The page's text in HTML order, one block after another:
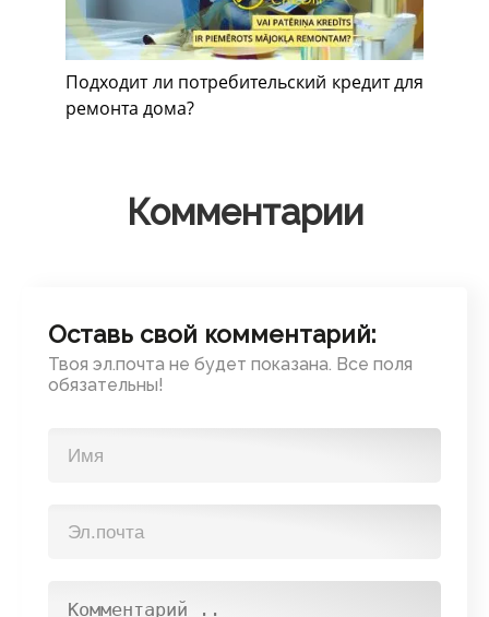
Подходит ли потребительский кредит для
ремонта дома?
Комментарии
Оставь свой комментарий:
Твоя эл.почта не будет показана. Все поля
обязательны!